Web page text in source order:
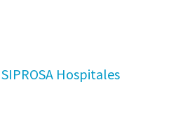
Hospitales